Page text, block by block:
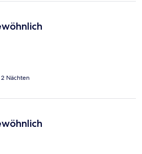
Nächten